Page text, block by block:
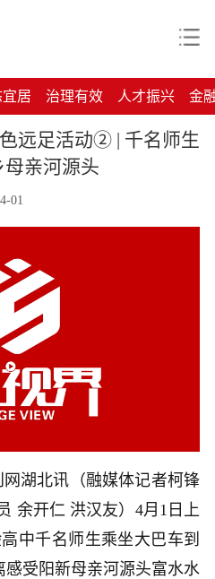
居 治理有效 人才振兴 金
远足活动② | 千名师生
母亲河源头
01
网湖北讯（融媒体记者柯锋
余开仁 洪汉友）4月1日上
中千名师生乘坐大巴车到
受阳新母亲河源头富水水